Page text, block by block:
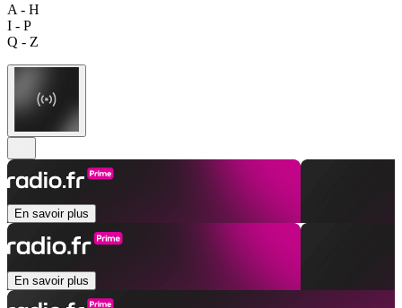
A - H
I - P
Q - Z
En savoir plus
En savoir plus